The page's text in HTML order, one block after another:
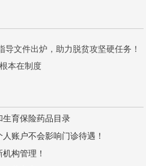
导文件出炉，助力脱贫攻坚硬任务！
本在制度
生育保险药品目录
账户不会影响门诊待遇！
构管理！